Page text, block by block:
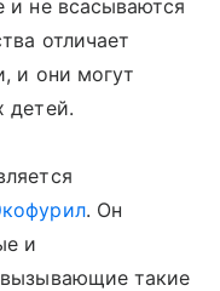
и не всасываются
отличает
и они могут
детей.
. Он
и
вызывающие такие